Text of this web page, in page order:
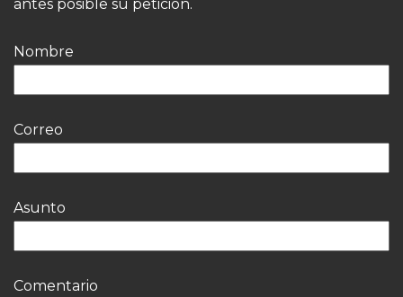
antes posible su petición.
Nombre
Correo
Asunto
Comentario